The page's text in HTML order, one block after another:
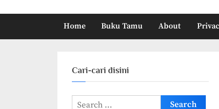
Home Buku Tamu About
Cari-cari disini
Search